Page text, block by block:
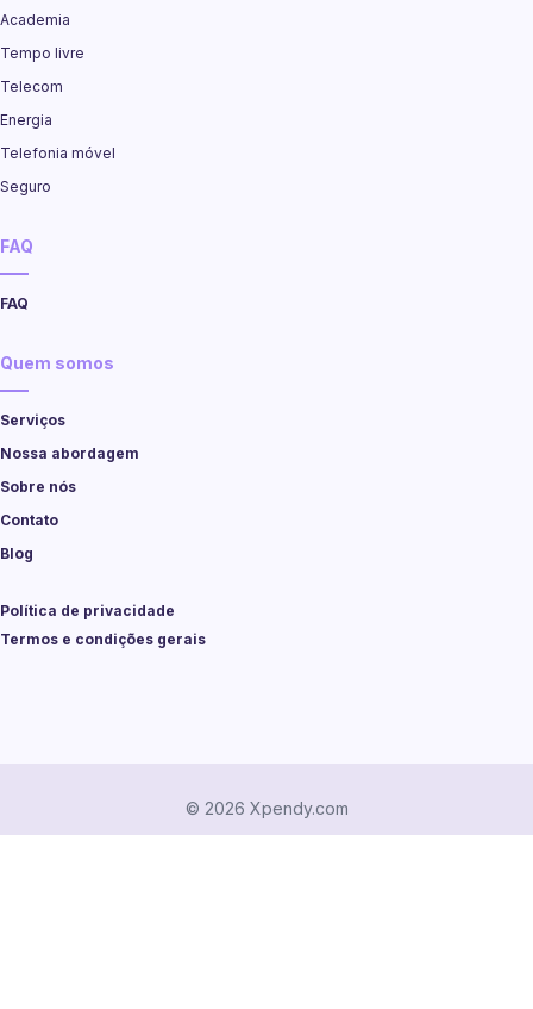
Academia
Tempo livre
Telecom
Energia
Telefonia móvel
Seguro
FAQ
FAQ
Quem somos
Serviços
Nossa abordagem
Sobre nós
Contato
Blog
Política de privacidade
Termos e condições gerais
© 2026 Xpendy.com